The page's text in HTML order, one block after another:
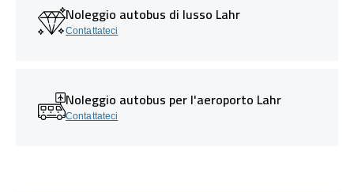
Noleggio autobus di lusso Lahr
Contattateci
Noleggio autobus per l'aeroporto Lahr
Contattateci